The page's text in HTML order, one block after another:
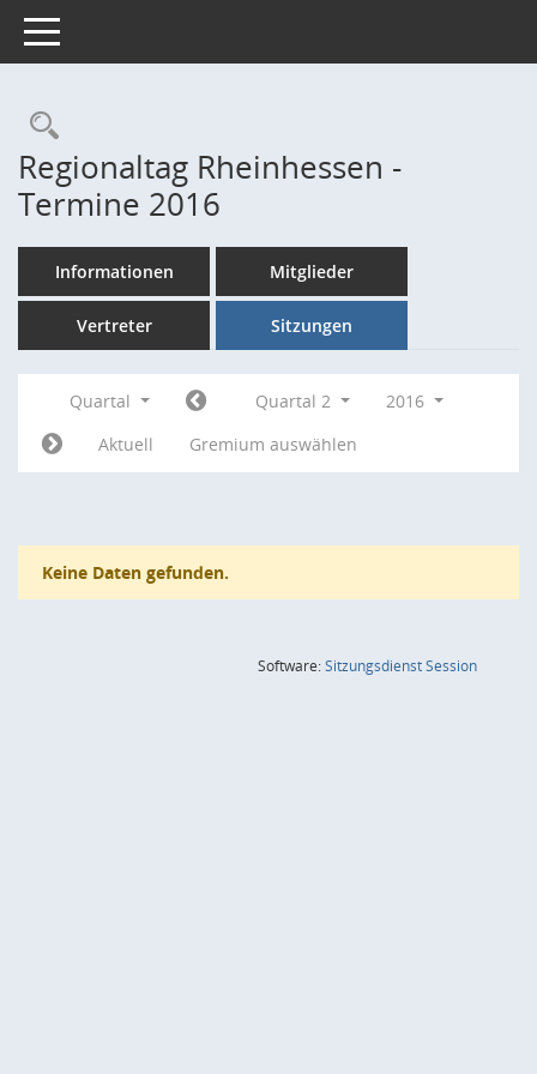
Toggle navigation
Rechercheauswahl
Regionaltag Rheinhessen -
Termine 2016
Informationen Mitglieder
Vertreter Sitzungen
Quartal Quartal 2
2016
Aktuell
Gremium auswählen
Keine Daten gefunden.
Software:SitzungsdienstSession(Wird in